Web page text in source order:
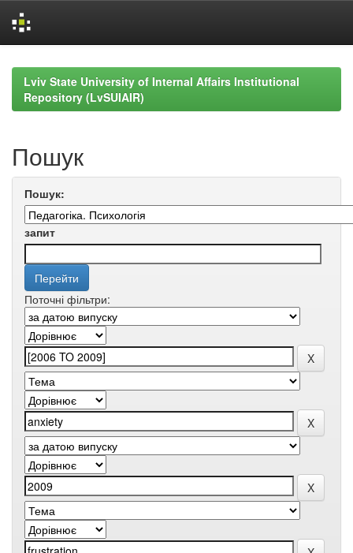
navigationLviv State University of Internal Affairs Institutional
Repository (LvSUIAIR)
Пошук
Пошук:
запит
Поточні фільтри: